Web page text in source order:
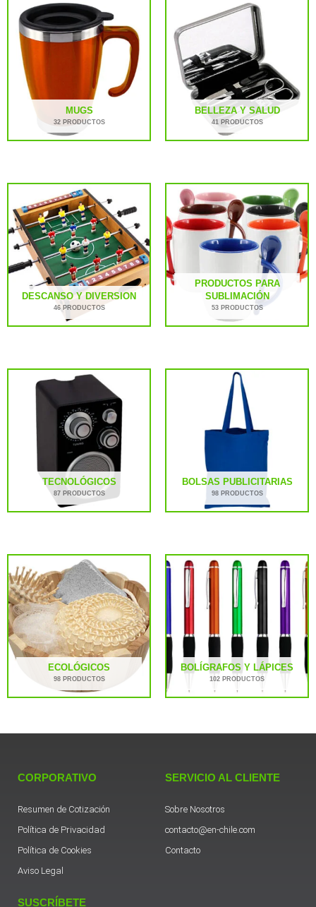
MUGS
32 PRODUCTOS
BELLEZA Y SALUD
41 PRODUCTOS
DESCANSO Y DIVERSION
46 PRODUCTOS
PRODUCTOS PARA
SUBLIMACIÓN
53 PRODUCTOS
TECNOLÓGICOS
87 PRODUCTOS
BOLSAS PUBLICITARIAS
98 PRODUCTOS
ECOLÓGICOS
98 PRODUCTOS
BOLÍGRAFOS Y LÁPICES
102 PRODUCTOS
CORPORATIVO
Resumen de Cotización
Política de Privacidad
Política de Cookies
Aviso Legal
SERVICIO AL CLIENTE
Sobre Nosotros
contacto@en-chile.com
Contacto
SUSCRÍBETE